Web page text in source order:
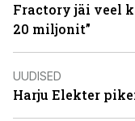
Fractory jäi veel
20 miljonit”
UUDISED
Harju Elekter